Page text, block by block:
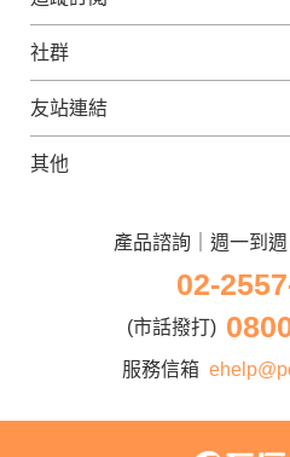
韓語課程
法文課程
兒童日語課程
外語補給站
美日語數位學院
Gjun-就醬學外語
官方Youtube
社群
英語觀光城
日語觀光城
友站連結
iWorld JR
電腦直播教學
巨匠東大日語
其他
Apply to Teach
講師登入
產品諮詢｜週一到
02-
(市話撥打)
服務信箱